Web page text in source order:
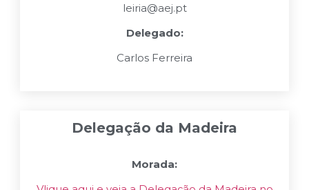
leiria@aej.pt
Delegado:
Carlos Ferreira
Delegação da Madeira
Morada: